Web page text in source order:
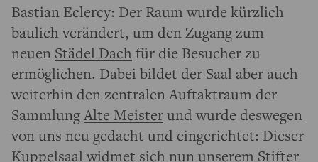
Bastian Eclercy: Der Raum wurde kürzlich
baulich verändert, um den Zugang zum
neuen Städel Dach für die Besucher zu
ermöglichen. Dabei bildet der Saal aber auch
weiterhin den zentralen Auftaktraum der
SammlungAlte Meisterund wurde deswegen
von uns neu gedacht und eingerichtet: Dieser
Kuppelsaal widmet sich nun unserem Stifter